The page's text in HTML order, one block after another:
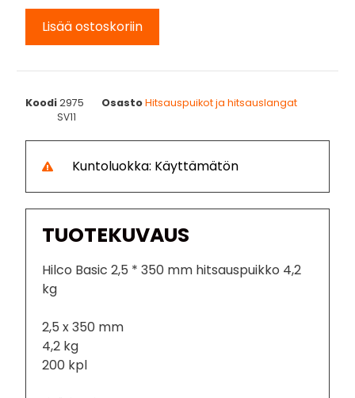
Lisää ostoskoriin
Koodi2975 OsastoHitsauspuikot ja hitsauslangat
SV11
Kuntoluokka: Käyttämätön
TUOTEKUVAUS
Hilco Basic 2,5 * 350 mm hitsauspuikko 4,2
kg
2,5 x 350 mm
4,2 kg
200 kpl